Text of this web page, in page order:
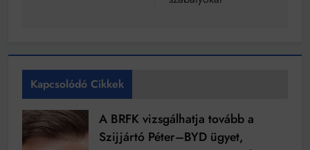
Kapcsolódó Cikkek
A BRFK vizsgálhatja tovább a
Szijjártó Péter–BYD ügyet,